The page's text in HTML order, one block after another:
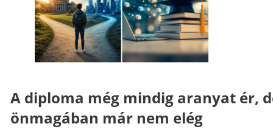
A diploma még mindig aranyat ér,
önmagában már nem elég